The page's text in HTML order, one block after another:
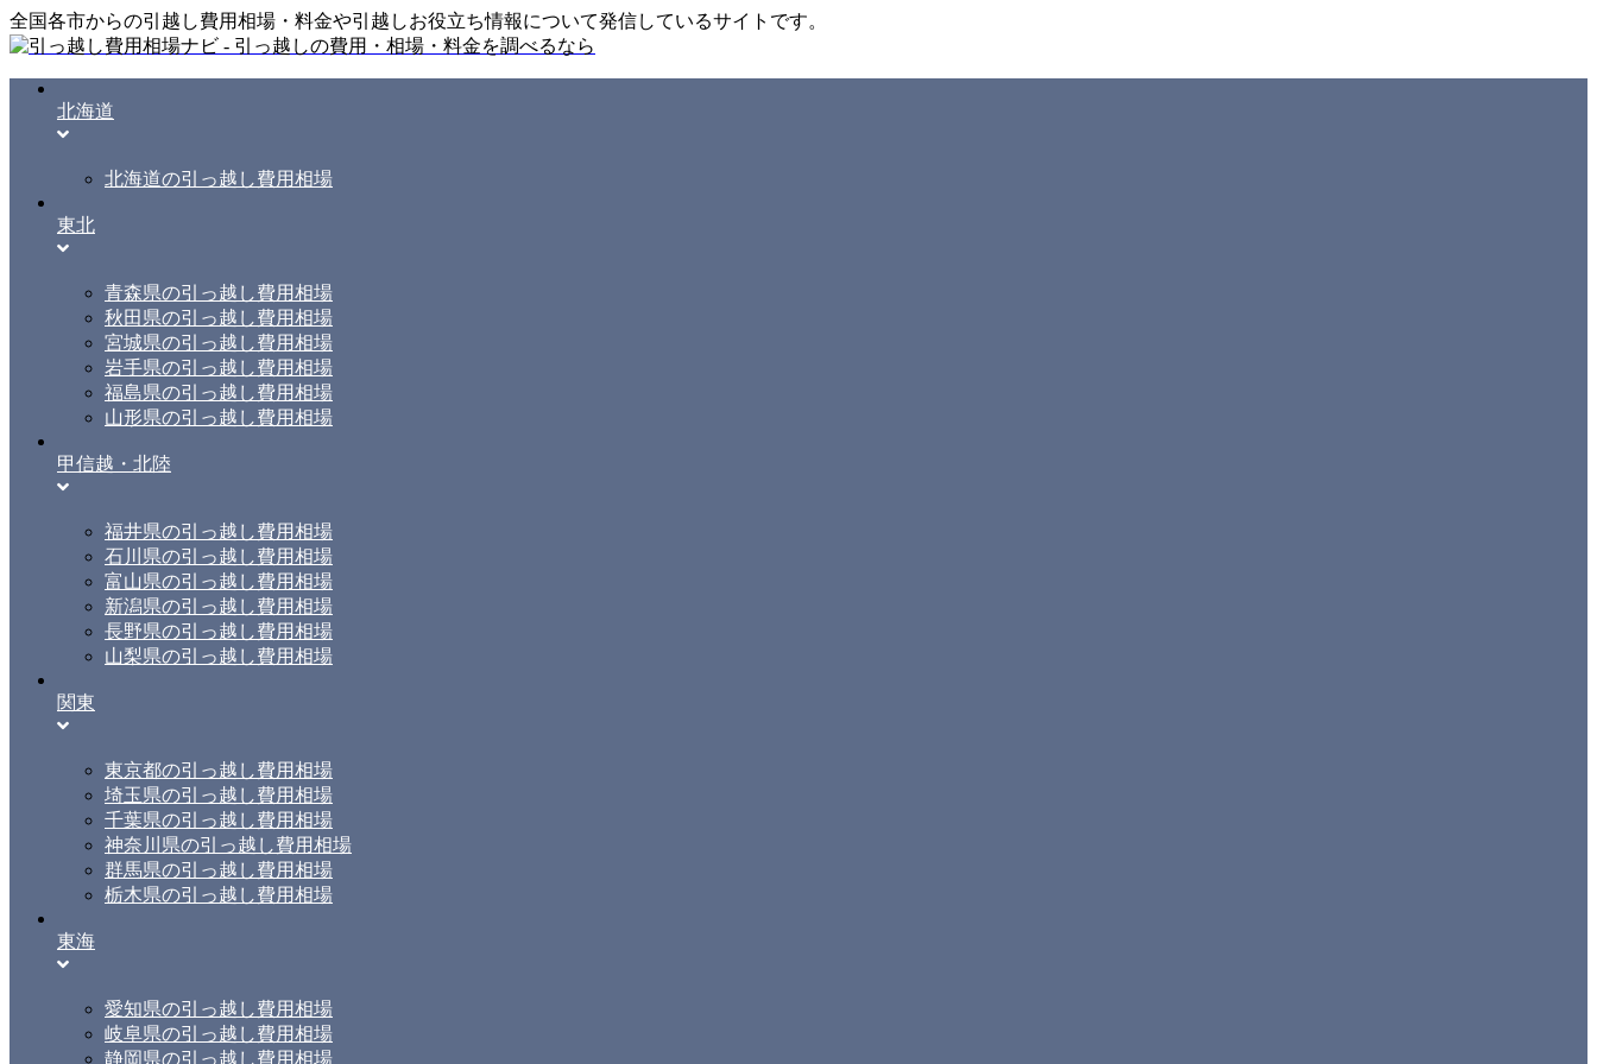
全国各市からの引越し費用相場・料金や引越しお役立ち情報について発信しているサイトです。
北海道
北海道の引っ越し費用相場
東北
青森県の引っ越し費用相場
秋田県の引っ越し費用相場
宮城県の引っ越し費用相場
岩手県の引っ越し費用相場
福島県の引っ越し費用相場
山形県の引っ越し費用相場
甲信越・北陸
福井県の引っ越し費用相場
石川県の引っ越し費用相場
富山県の引っ越し費用相場
新潟県の引っ越し費用相場
長野県の引っ越し費用相場
山梨県の引っ越し費用相場
関東
東京都の引っ越し費用相場
埼玉県の引っ越し費用相場
千葉県の引っ越し費用相場
神奈川県の引っ越し費用相場
群馬県の引っ越し費用相場
栃木県の引っ越し費用相場
東海
愛知県の引っ越し費用相場
岐阜県の引っ越し費用相場
静岡県の引っ越し費用相場